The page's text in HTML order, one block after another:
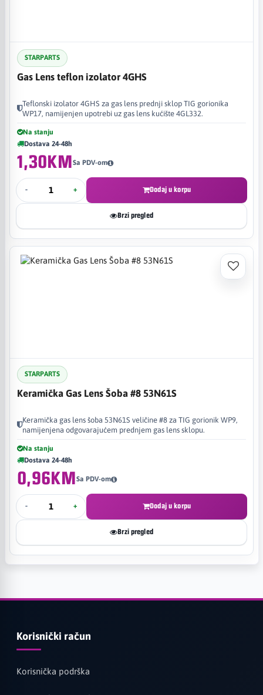
STARPARTS
Gas Lens teflon izolator 4GHS
Teflonski izolator 4GHS za gas lens prednji sklop TIG gorionika
WP17, namijenjen upotrebi uz gas lens kućište 4GL332.
Na stanju
Dostava 24-48h
1,30KMSa PDV-om
- + Dodaj u korpu
Brzi pregled
STARPARTS
Keramička Gas Lens Šoba #8 53N61S
Keramička gas lens šoba 53N61S veličine #8 za TIG gorionik WP9,
namijenjena odgovarajućem prednjem gas lens sklopu.
Na stanju
Dostava 24-48h
0,96KMSa PDV-om
- + Dodaj u korpu
Brzi pregled
Korisnički račun
Korisnička podrška